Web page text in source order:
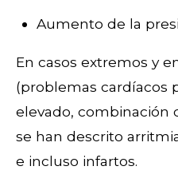
Aumento de la
En casos extremos y
(problemas cardíacos
elevado, combinación
se han descrito
e incluso infartos.